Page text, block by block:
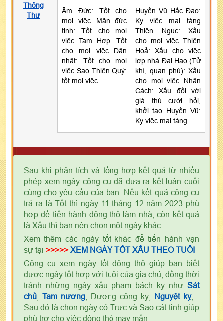
Thông
Thư
Âm Đức: Tốt cho
mọi việc Mãn đức
tinh: Tốt cho mọi
việc Tam Hợp: Tốt
cho mọi việc Dân
nhật: Tốt cho mọi
việc Sao Thiên Quý:
tốt mọi việc
Huyền Vũ Hắc Đạo:
Kỵ việc mai táng
Thiên Ngục: Xấu
cho mọi việc Thiên
Hoả: Xấu cho việc
lợp nhà Đại Hao (Tử
khí, quan phú): Xấu
cho mọi việc Nhân
Cách: Xấu đối với
giá thú cưới hỏi,
khởi tạo Huyền Vũ:
Kỵ việc mai táng
Sau khi phân tích và tổng hợp kết quả từ nhiều
phép xem ngày công cụ đã đưa ra kết luận cuối
cùng cho yêu cầu của bạn. Nếu kết quả công cụ
trả ra là Tốt thì ngày 11 tháng 12 năm 2023 phù
hợp để tiến hành động thổ làm nhà, còn kết quả
là Xấu thì bạn nên chọn một ngày khác.
Xem thêm các ngày tốt khác để tiến hành vạn
sự tại >>>>> XEM NGÀY TỐT XẤU THEO TUỔI
Công cụ xem ngày tốt động thổ giúp bạn biết
được ngày tốt hợp với tuổi của gia chủ, đồng thời
tránh những ngày xấu phạm bách kỵ như Sát
chủ
Tam nương , Dương công kỵ, Nguyệt kỵ,...
Sau đó là chọn ngày có Trực và Sao cát tinh giúp
phù trợ cho việc động thổ may mắn.